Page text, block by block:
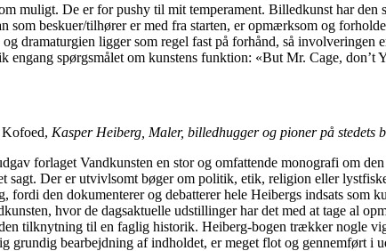
muligt. De er for pushy til mit temperament. Billedkunst har
som beskuer/tilhører er med fra starten, er opmærksom og
dramaturgien ligger som regel fast på forhånd, så
engang spørgsmålet om kunstens funktion: «But Mr. Cage,
Kasper Heiberg, Maler, billedhugger og pioner på stedets
forlaget Vandkunsten en stor og omfattende monografi om
sagt. Der er utvivlsomt bøger om politik, etik, religion eller
fordi den dokumenterer og debatterer hele Heibergs indsats som
hvor de dagsaktuelle udstillinger har det med at tage al
tilknytning til en faglig historik. Heiberg-bogen trækker nogle
grundig bearbejdning af indholdet, er meget flot og gennemført i